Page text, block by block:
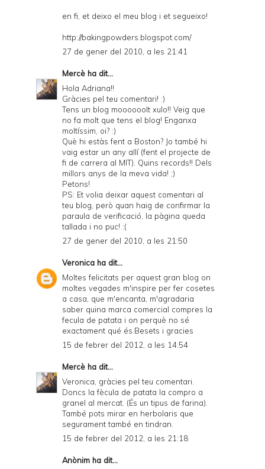
en fi, et deixo el meu blog i et segueixo!
http://bakingpowders.blogspot.com/
27 de gener del 2010, a les 21:41
Mercè ha dit...
Hola Adriana!!
Gràcies pel teu comentari! :)
Tens un blog moooooolt xulo!! Veig que
no fa molt que tens el blog! Enganxa
moltíssim, oi? :)
Què hi estàs fent a Boston? Jo també hi
vaig estar un any allí (fent el projecte de
fi de carrera al MIT). Quins records!! Dels
millors anys de la meva vida! ;)
Petons!
PS: Et volia deixar aquest comentari al
teu blog, però quan haig de confirmar la
paraula de verificació, la pàgina queda
tallada i no puc! :(
27 de gener del 2010, a les 21:50
Veronica ha dit...
Moltes felicitats per aquest gran blog on
moltes vegades m'inspire per fer cosetes
a casa, que m'encanta, m'agradaria
saber quina marca comercial compres la
fecula de patata i on perquè no sé
exactament qué és.Besets i gracies
15 de febrer del 2012, a les 14:54
Mercè ha dit...
Veronica, gràcies pel teu comentari.
Doncs la fècula de patata la compro a
granel al mercat. (És un tipus de farina).
També pots mirar en herbolaris que
segurament també en tindran.
15 de febrer del 2012, a les 21:18
Anònim ha dit...